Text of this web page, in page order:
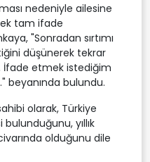
nedeniyle ailesine
tam ifade
"Sonradan sırtımı
düşünerek tekrar
etmek istediğim
beyanında bulundu.
olarak, Türkiye
yıllık
olduğunu dile